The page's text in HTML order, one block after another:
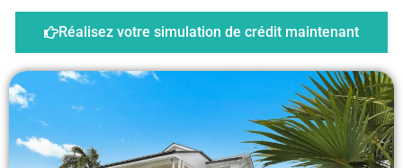
Réalisez votre simulation de crédit maintenant